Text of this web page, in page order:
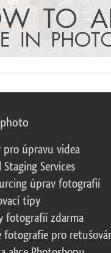
pro úpravu videa
Services
úprav fotografií
tipy
fotografií zdarma
fotografie pro